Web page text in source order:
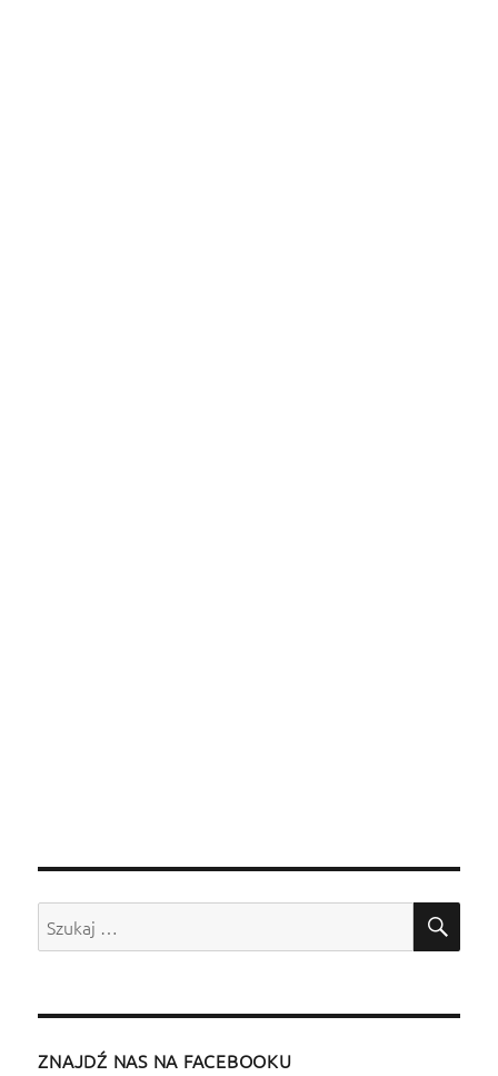
Szukaj:
ZNAJDŹ NAS NA FACEBOOKU